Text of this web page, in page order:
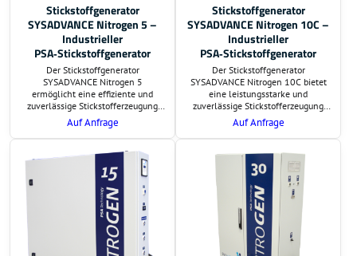
Stickstoffgenerator
SYSADVANCE Nitrogen 5 –
Industrieller
PSA‑Stickstoffgenerator
Der Stickstoffgenerator
SYSADVANCE Nitrogen 5
ermöglicht eine effiziente und
zuverlässige Stickstofferzeugung
direkt am Einsatzort. Auf Wunsch
übernehmen wir die Lieferung und
schlüsselfertige Montage. Preis und
Lieferzeit sind auf Anfrage.
Zusätzlich bieten wir eine
Berechnung der
Investitionsrentabilität an.
Auf Anfrage
Stickstoffgenerator
SYSADVANCE Nitrogen 10C –
Industrieller
PSA‑Stickstoffgenerator
Der Stickstoffgenerator
SYSADVANCE Nitrogen 10C bietet
eine leistungsstarke und
zuverlässige Stickstofferzeugung
direkt am Einsatzort. Auf Wunsch
übernehmen wir die Lieferung und
schlüsselfertige Montage. Preis und
Lieferzeit sind auf Anfrage.
Zusätzlich erstellen wir eine
Berechnung der
Investitionsrentabilität.
Auf Anfrage